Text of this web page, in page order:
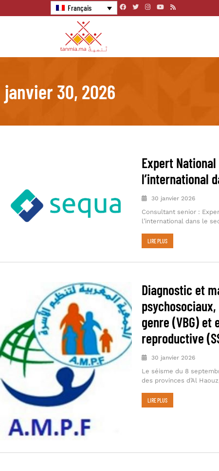
Français
janvier 30, 2026
Expert
l’international
30 janvier 2026
Consultant senior :
l’international dans le
LIRE PLUS
Diagnostic et
genre (VBG) et
reproductive
30 janvier 2026
Le séisme du 8
des provinces d’Al
LIRE PLUS